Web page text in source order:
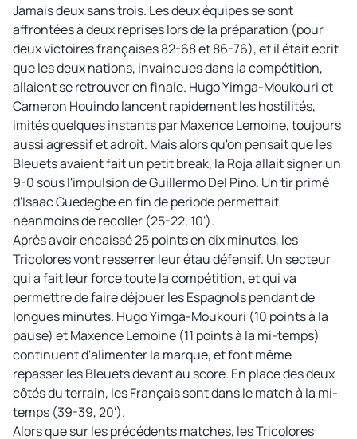
Jamais deux sans trois. Les deux équipes se sont
affrontées à deux reprises lors de la préparation (pour
deux victoires françaises 82-68 et 86-76), et il était écrit
que les deux nations, invaincues dans la compétition,
allaient se retrouver en finale. Hugo Yimga-Moukouri et
Cameron Houindo lancent rapidement les hostilités,
imités quelques instants par Maxence Lemoine, toujours
aussi agressif et adroit. Mais alors qu'on pensait que les
Bleuets avaient fait un petit break, la Roja allait signer un
9-0 sous l'impulsion de Guillermo Del Pino. Un tir primé
d'Isaac Guedegbe en fin de période permettait
néanmoins de recoller (25-22, 10').
Après avoir encaissé 25 points en dix minutes, les
Tricolores vont resserrer leur étau défensif. Un secteur
qui a fait leur force toute la compétition, et qui va
permettre de faire déjouer les Espagnols pendant de
longues minutes. Hugo Yimga-Moukouri (10 points à la
pause) et Maxence Lemoine (11 points à la mi-temps)
continuent d'alimenter la marque, et font même
repasser les Bleuets devant au score. En place des deux
côtés du terrain, les Français sont dans le match à la mi-
temps (39-39, 20').
Alors que sur les précédents matches, les Tricolores